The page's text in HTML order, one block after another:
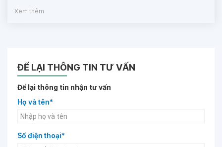
Xem thêm
ĐỂ LẠI THÔNG TIN TƯ VẤN
Để lại thông tin nhận tư vấn
Họ và tên*
Số điện thoại*